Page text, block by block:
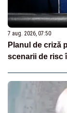
7 aug. 2026, 07:50
Planul de criză
scenarii de risc